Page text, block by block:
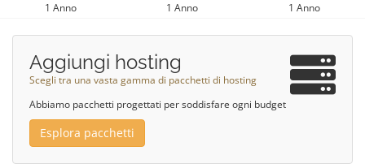
1 Anno 1 Anno 1 Anno
Aggiungi hosting
Scegli tra una vasta gamma di pacchetti di hosting
Abbiamo pacchetti progettati per soddisfare ogni budget
Esplora pacchetti